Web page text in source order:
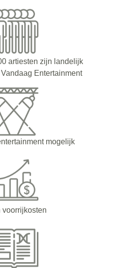
artiesten zijn landelijk
Entertainment
mogelijk
voorrijkosten